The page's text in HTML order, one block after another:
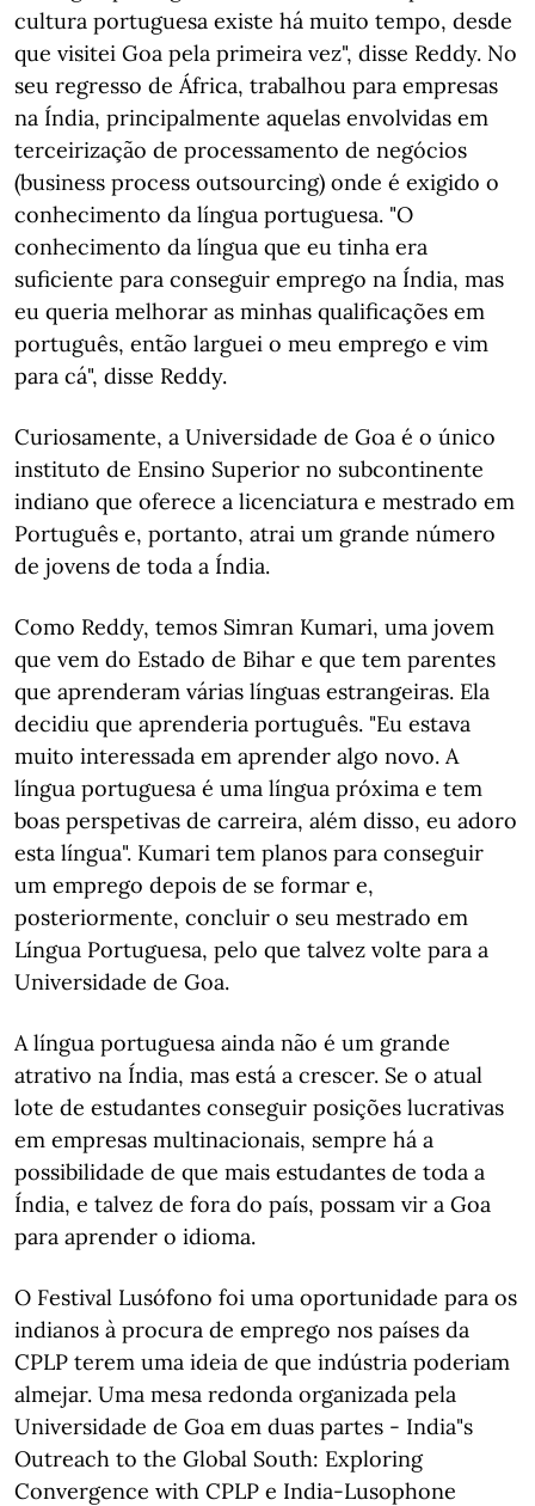
cultura portuguesa existe há muito tempo, desde
que visitei Goa pela primeira vez", disse Reddy. No
seu regresso de África, trabalhou para empresas
na Índia, principalmente aquelas envolvidas em
terceirização de processamento de negócios
(business process outsourcing) onde é exigido o
conhecimento da língua portuguesa. "O
conhecimento da língua que eu tinha era
suficiente para conseguir emprego na Índia, mas
eu queria melhorar as minhas qualificações em
português, então larguei o meu emprego e vim
para cá", disse Reddy.
Curiosamente, a Universidade de Goa é o único
instituto de Ensino Superior no subcontinente
indiano que oferece a licenciatura e mestrado em
Português e, portanto, atrai um grande número
de jovens de toda a Índia.
Como Reddy, temos Simran Kumari, uma jovem
que vem do Estado de Bihar e que tem parentes
que aprenderam várias línguas estrangeiras. Ela
decidiu que aprenderia português. "Eu estava
muito interessada em aprender algo novo. A
língua portuguesa é uma língua próxima e tem
boas perspetivas de carreira, além disso, eu adoro
esta língua". Kumari tem planos para conseguir
um emprego depois de se formar e,
posteriormente, concluir o seu mestrado em
Língua Portuguesa, pelo que talvez volte para a
Universidade de Goa.
A língua portuguesa ainda não é um grande
atrativo na Índia, mas está a crescer. Se o atual
lote de estudantes conseguir posições lucrativas
em empresas multinacionais, sempre há a
possibilidade de que mais estudantes de toda a
Índia, e talvez de fora do país, possam vir a Goa
para aprender o idioma.
O Festival Lusófono foi uma oportunidade para os
indianos à procura de emprego nos países da
CPLP terem uma ideia de que indústria poderiam
almejar. Uma mesa redonda organizada pela
Universidade de Goa em duas partes - India"s
Outreach to the Global South: Exploring
Convergence with CPLP e India-Lusophone